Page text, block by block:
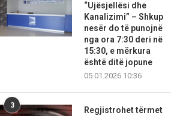
“Ujësjellësi dhe
Kanalizimi” – Shkup
nesër do të punojnë
nga ora 7:30 deri në
15:30, e mërkura
është ditë jopune
05.01.2026 10:36
3
Regjistrohet tërmet